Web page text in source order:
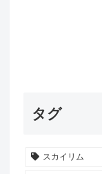
タグ
スカイリム